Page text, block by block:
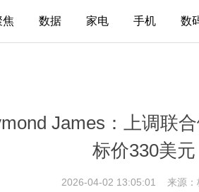
焦 数据 家电 手机 数
James：上调联
标价330美元
2026-04-02 13:05:01 来源